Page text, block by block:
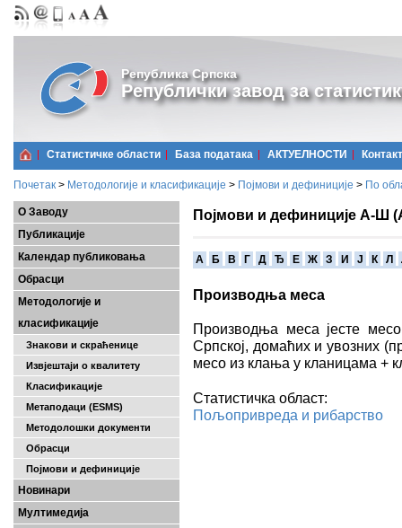
Република Српска
Републички завод за
Статистичке области Базa података АКТУЕЛНОСТИ Контакт
Почетак > Методологије и класификације > Појмови и дефиниције > По
О Заводу
Публикације
Календар публиковања
Обрасци
Методологије и
класификације
Знакови и скраћенице
Извјештаји о квалитету
Класификације
Метаподаци (ESMS)
Методолошки документи
Обрасци
Појмови и дефиниције
Новинари
Мултимедија
Појмови и дефиниције А-Ш
A Б В Г Д Ђ Е Ж З И Ј К Л
Производња меса
Производња меса јесте
Српској, домаћих и увозних
месо из клања у кланицама +
Статистичка област:
Пољопривреда и рибарство